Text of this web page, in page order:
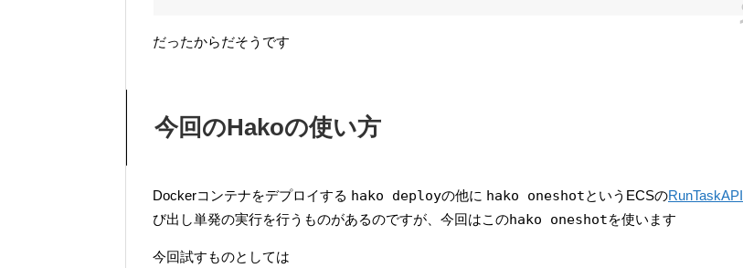
だったからだそうです
今回のHakoの使い方
Dockerコンテナをデプロイする hako deployの他に hako oneshotというECSのRunTaskAPI
び出し単発の実行を行うものがあるのですが、今回はこのhako oneshotを使います
今回試すものとしては